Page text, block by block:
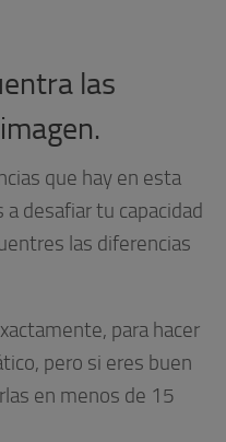
las
que hay en esta
desafiar tu capacidad
las diferencias
para hacer
pero si eres buen
en menos de 15